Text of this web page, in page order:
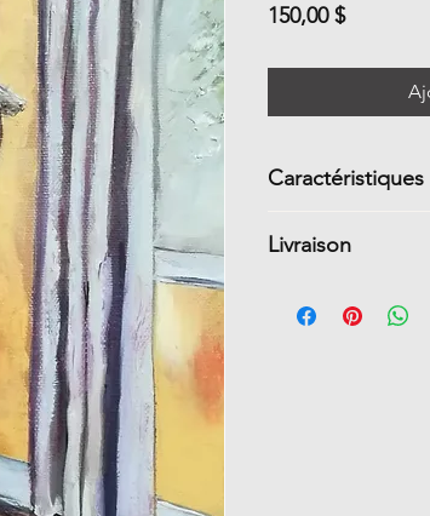
150,00 $Prix
Caractéristiques
galerie (1 3/4
Côtés peints
Livraison
Dans le reste